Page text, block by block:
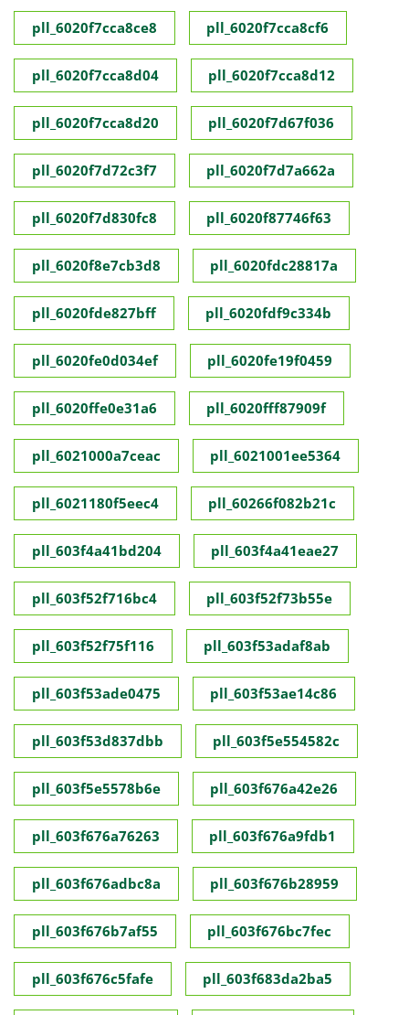
pll_6020f7cca8ce8 pll_6020f7cca8cf6
pll_6020f7cca8d04 pll_6020f7cca8d12
pll_6020f7cca8d20 pll_6020f7d67f036
pll_6020f7d72c3f7 pll_6020f7d7a662a
pll_6020f7d830fc8 pll_6020f87746f63
pll_6020f8e7cb3d8 pll_6020fdc28817a
pll_6020fde827bff pll_6020fdf9c334b
pll_6020fe0d034ef pll_6020fe19f0459
pll_6020ffe0e31a6 pll_6020fff87909f
pll_6021000a7ceac pll_6021001ee5364
pll_6021180f5eec4 pll_60266f082b21c
pll_603f4a41bd204 pll_603f4a41eae27
pll_603f52f716bc4 pll_603f52f73b55e
pll_603f52f75f116 pll_603f53adaf8ab
pll_603f53ade0475 pll_603f53ae14c86
pll_603f53d837dbb pll_603f5e554582c
pll_603f5e5578b6e pll_603f676a42e26
pll_603f676a76263 pll_603f676a9fdb1
pll_603f676adbc8a pll_603f676b28959
pll_603f676b7af55 pll_603f676bc7fec
pll_603f676c5fafe pll_603f683da2ba5